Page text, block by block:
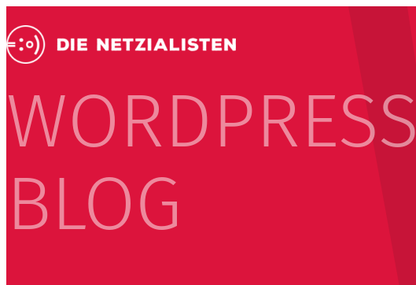
WORDPRESS
BLOG